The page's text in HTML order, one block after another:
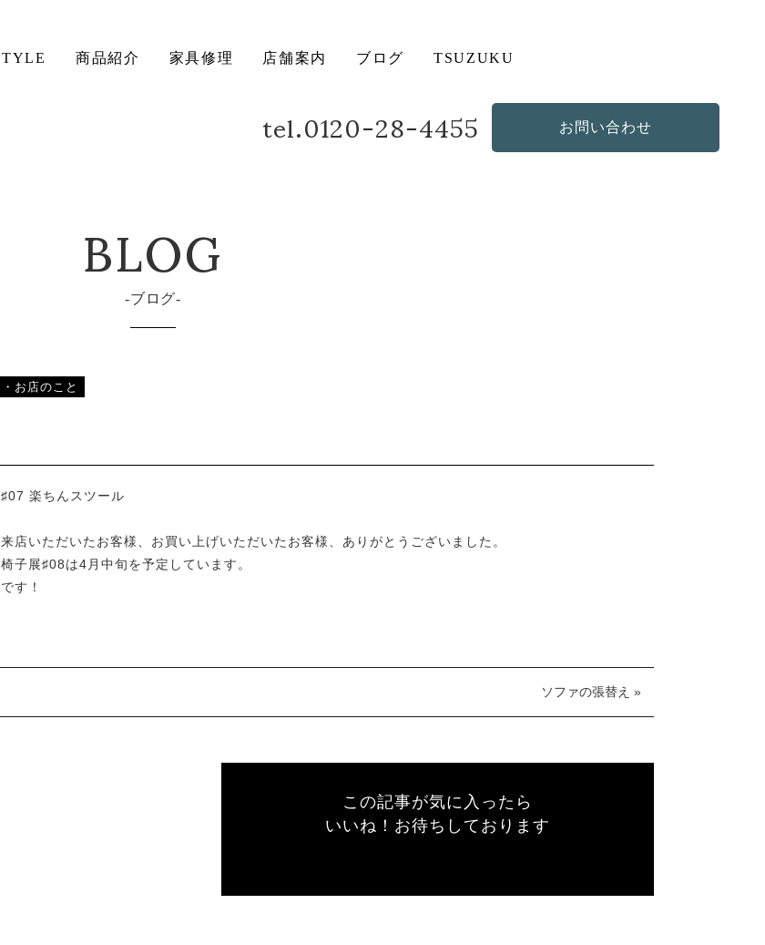
商品紹介 家具修理 店舗案内 ブログ TSUZUKU
tel.0120-28-4455 お問い合わせ
BLOG
ブログ
お店のこと
楽ちんスツール
店いただいたお客様、お買い上げいただいたお客様、ありがとうございました。
子展♯08は4月中旬を予定しています。
す！
ソファの張替え »
この記事が気に入ったら
いいね！お待ちしております